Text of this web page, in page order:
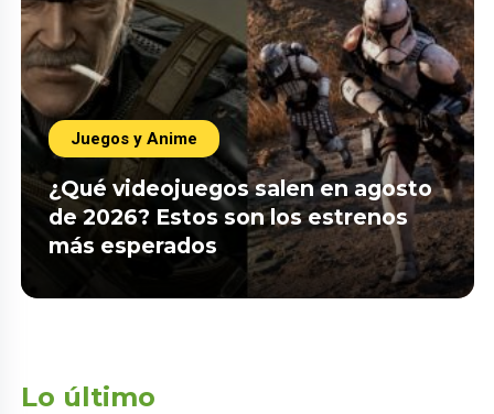
Juegos y Anime
¿Qué videojuegos salen en agosto
de 2026? Estos son los estrenos
más esperados
Lo último